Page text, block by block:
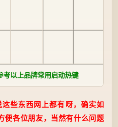
考以上品牌常用启动热键
些东西网上都有呀，确实如
便各位朋友，当然有什么问题